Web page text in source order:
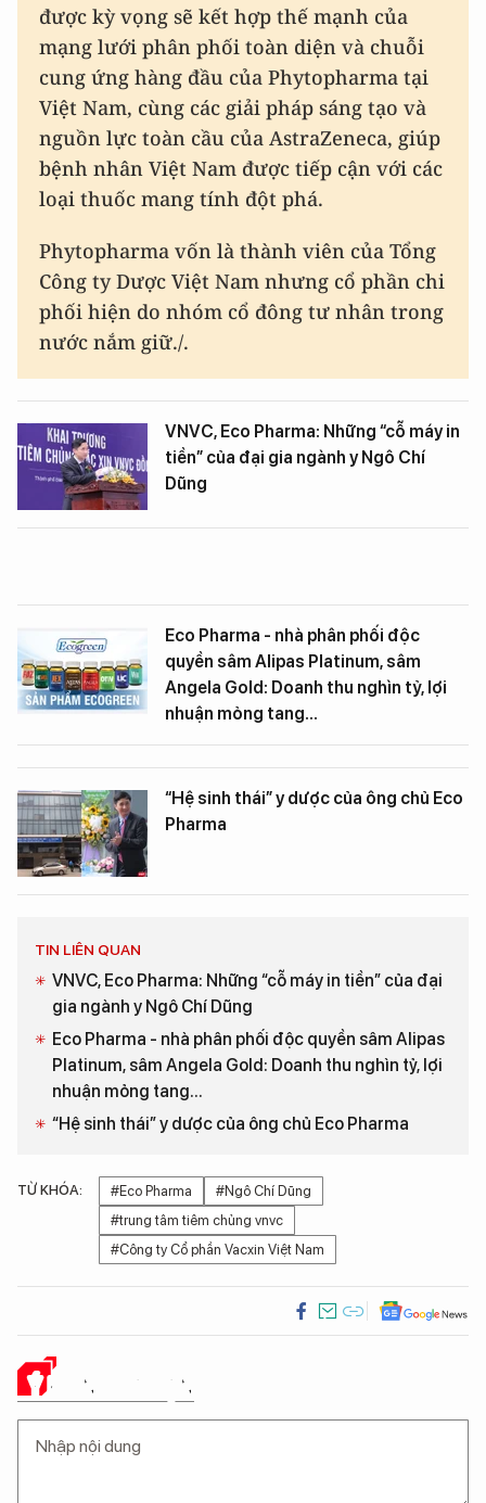
được kỳ vọng sẽ kết hợp thế mạnh của
mạng lưới phân phối toàn diện và chuỗi
cung ứng hàng đầu của Phytopharma tại
Việt Nam, cùng các giải pháp sáng tạo và
nguồn lực toàn cầu của AstraZeneca, giúp
bệnh nhân Việt Nam được tiếp cận với các
loại thuốc mang tính đột phá.
Phytopharma vốn là thành viên của Tổng
Công ty Dược Việt Nam nhưng cổ phần chi
phối hiện do nhóm cổ đông tư nhân trong
nước nắm giữ./.
VNVC, Eco Pharma: Những “cỗ máy in
tiền” của đại gia ngành y Ngô Chí
Dũng
Eco Pharma - nhà phân phối độc
quyền sâm Alipas Platinum, sâm
Angela Gold: Doanh thu nghìn tỷ, lợi
nhuận mỏng tang...
“Hệ sinh thái” y dược của ông chủ Eco
Pharma
TIN LIÊN QUAN
VNVC, Eco Pharma: Những “cỗ máy in tiền” của đại
gia ngành y Ngô Chí Dũng
Eco Pharma - nhà phân phối độc quyền sâm Alipas
Platinum, sâm Angela Gold: Doanh thu nghìn tỷ, lợi
nhuận mỏng tang...
“Hệ sinh thái” y dược của ông chủ Eco Pharma
TỪ KHÓA: #Eco Pharma
#Ngô Chí Dũng
#trung tâm tiêm chủng vnvc
#Công ty Cổ phần Vacxin Việt Nam
Ý KIẾN CỦA BẠN